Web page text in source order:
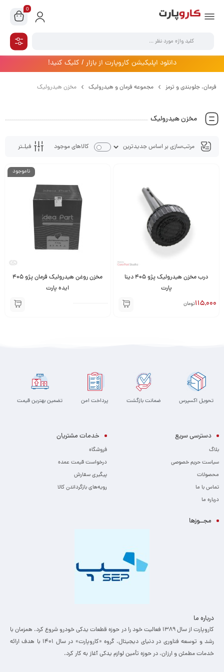
0
دانلود اپلیکیشن کاروپارت از بازار / کلیک کنید!
فرمان،‌ جلوبندی و ترمز مجموعه فرمان و هیدرولیک مخزن هیدرولیک
مخزن هیدرولیک
فیلـتر کالاهای موجود
درب مخزن هیدرولیک پژو 405 دینا
پارت
115,000تومان
ناموجود
مخزن روغن هیدرولیک فرمان پژو 405
ایده پارت
تحویل اکسپرس ضمانت بازگشت پرداخت امن تضمین بهترین قیمت
دسترسی سریع
بلاگ
سیاست حریم خصوصی
محصولات
تماس با ما
درباره ما
خدمات مشتریان
فروشگاه
درخواست قیمت عمده
پیگیری سفارش
رویه‌های بازگرداندن کالا
مجــوزها
درباره ما
کاروپارت از سال ۱۳۸۹ فعالیت خود را در حوزه قطعات یدکی خودرو شروع کرد. همزمان با
رشد و توسعه فناوری در دنیای دیجیتال، گروه «کاروپارت» در سال ۱۴۰۱ با هدف ارائه
خدمات مطمئن و ارزان، ­در حوزه تأمین لوازم یدکی آغاز به کار کرد.